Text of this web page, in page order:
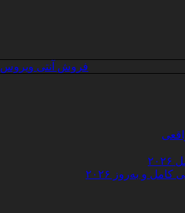
فروش آنتی ویروس
و به‌روز ۲۰۲۶